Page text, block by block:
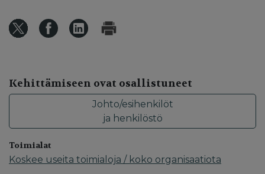
Kehittämiseen ovat osallistuneet
Johto/esihenkilöt
ja henkilöstö
Toimialat
Koskee useita toimialoja / koko organisaatiota